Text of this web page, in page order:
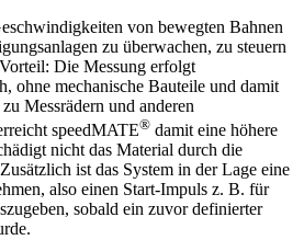
von bewegten Bahnen
zu überwachen, zu steuern
Die Messung erfolgt
ohne mechanische Bauteile und damit
Messrädern und anderen
speedMATE® damit eine höhere
nicht das Material durch die
ist das System in der Lage eine
also einen Start-Impuls z. B. für
sobald ein zuvor definierter